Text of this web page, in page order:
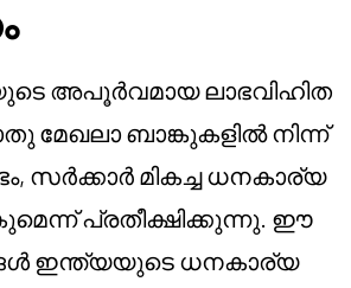
അപൂർവമായ ലാഭവിഹിത
മേഖലാ ബാങ്കുകളിൽ നിന്ന്
സർക്കാർ മികച്ച ധനകാര്യ
പ്രതീക്ഷിക്കുന്നു. ഈ
ഇന്ത്യയുടെ ധനകാര്യ